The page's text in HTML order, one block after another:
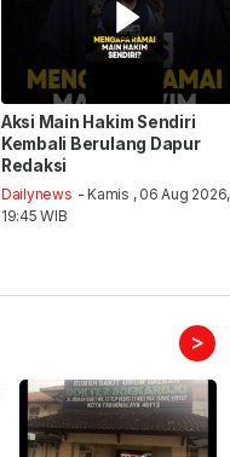
Aksi Main Hakim Sendiri
Kembali Berulang Dapur
Redaksi
Dailynews - Kamis , 06 Aug 2026,
19:45 WIB
>